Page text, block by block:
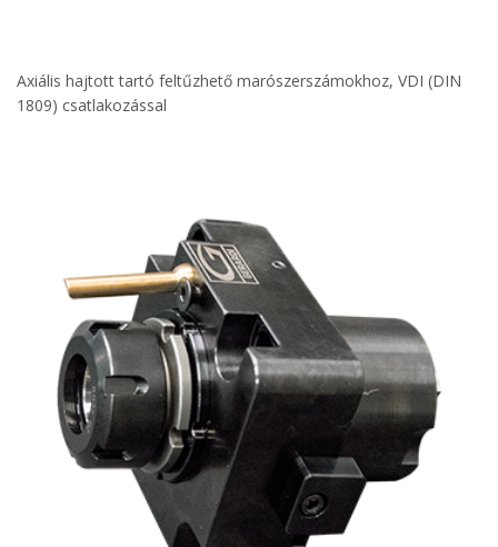
Axiális hajtott tartó feltűzhető marószerszámokhoz, VDI (DIN
1809) csatlakozással